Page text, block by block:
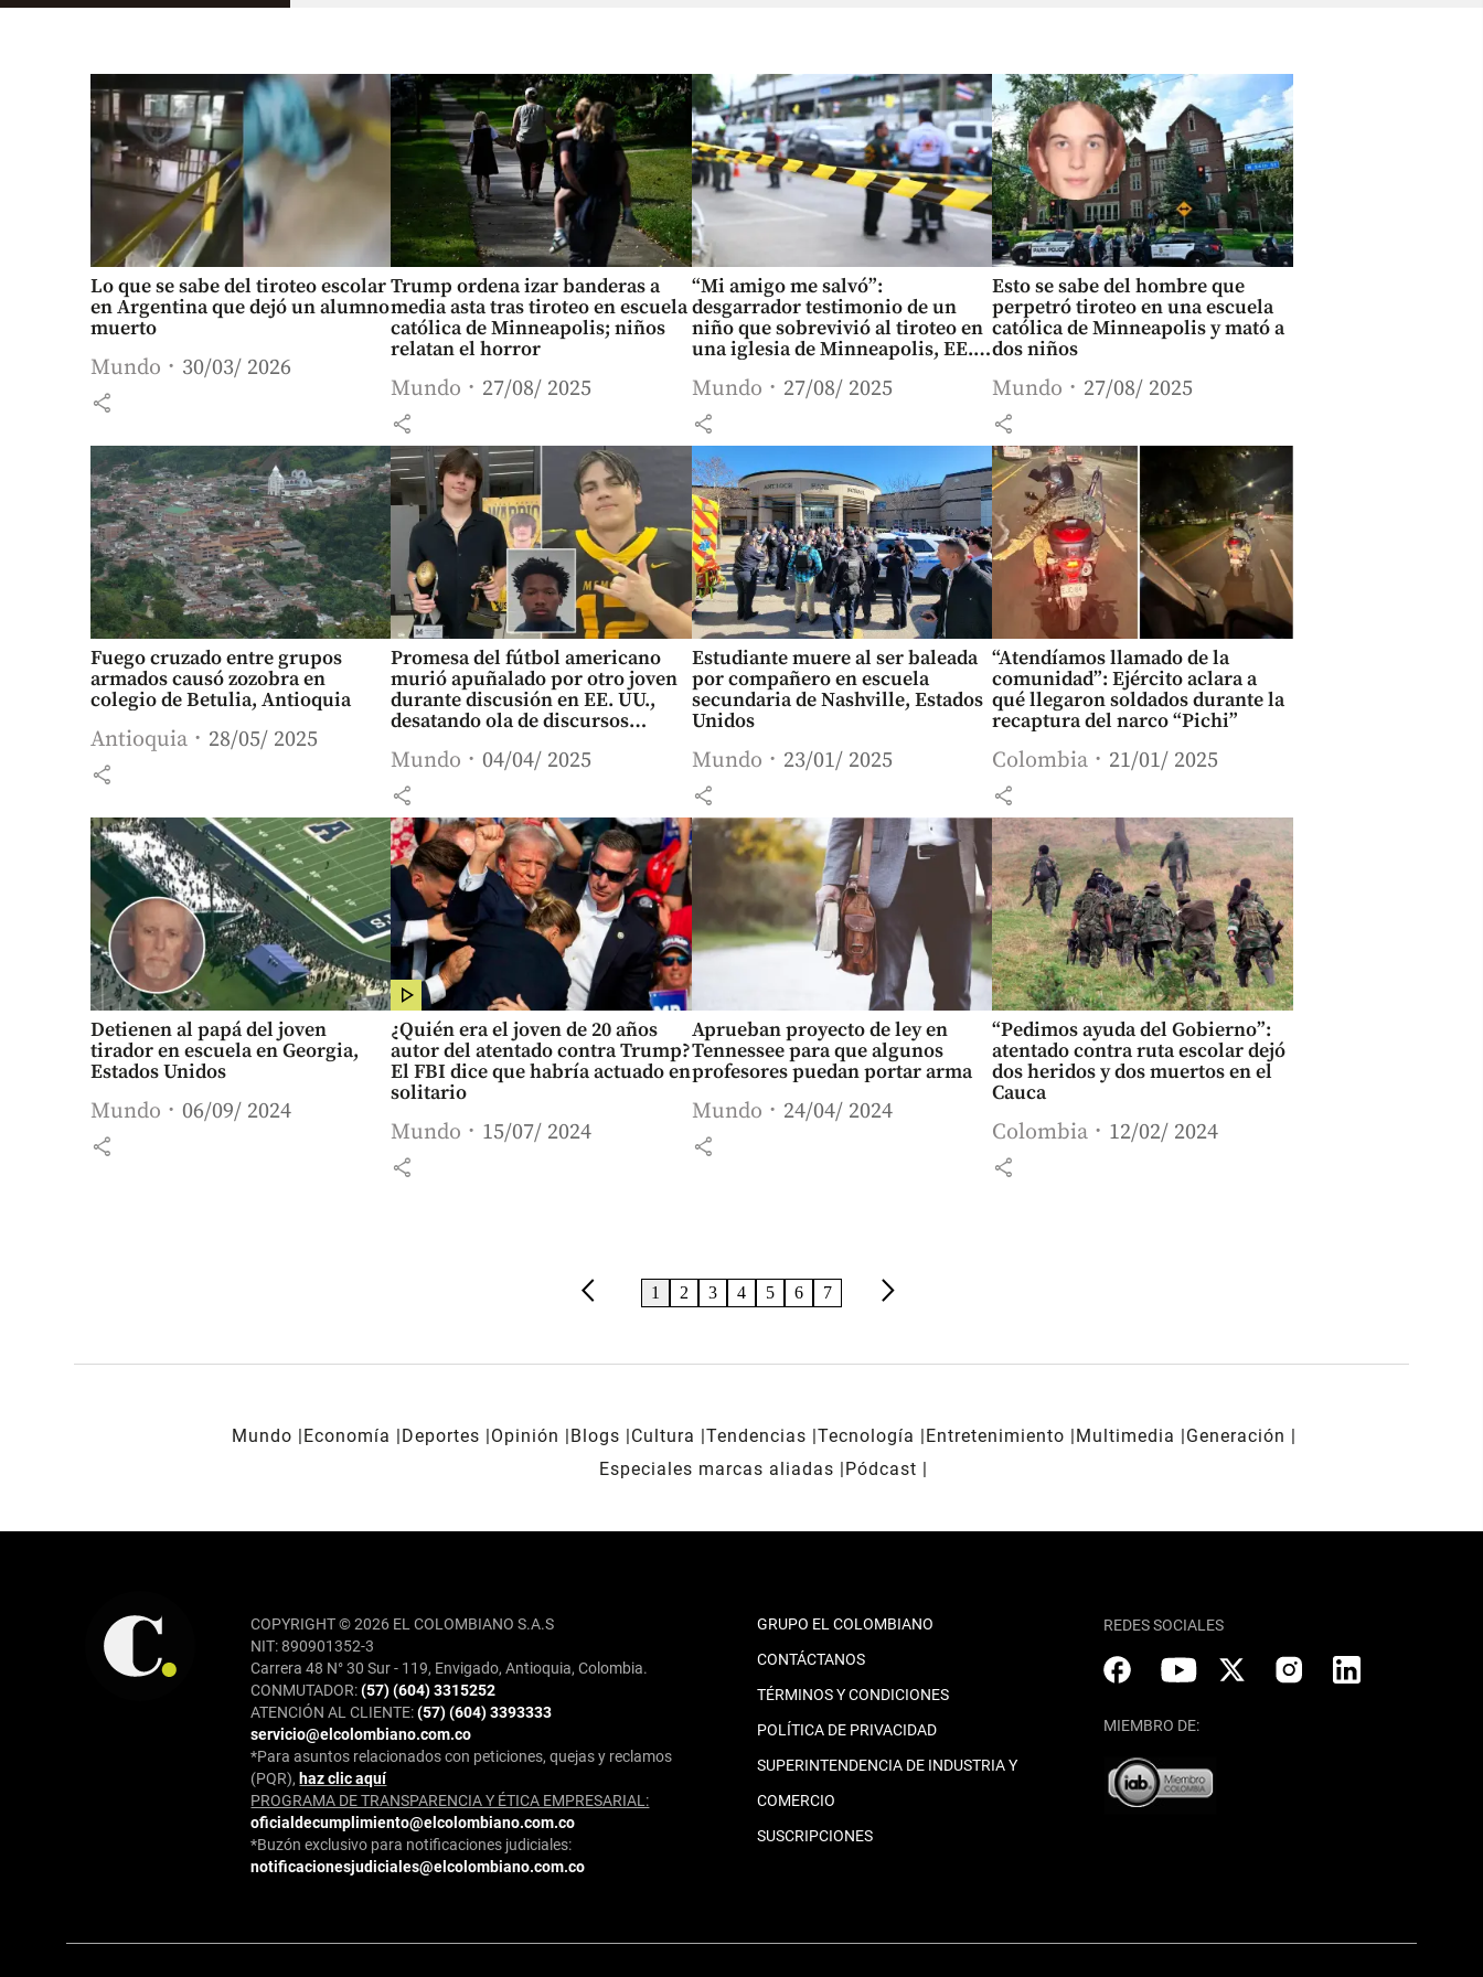
Lo que se sabe del tiroteo escolar
en Argentina que dejó un alumno
muerto
Mundo 30/03/ 2026
share
Trump ordena izar banderas a
media asta tras tiroteo en escuela
católica de Minneapolis; niños
relatan el horror
Mundo 27/08/ 2025
share
“Mi amigo me salvó”:
desgarrador testimonio de un
niño que sobrevivió al tiroteo en
una iglesia de Minneapolis, EE.
Mundo 27/08/ 2025
share
Esto se sabe del hombre que
perpetró tiroteo en una escuela
católica de Minneapolis y mató a
dos niños
Mundo 27/08/ 2025
share
Fuego cruzado entre grupos
armados causó zozobra en
colegio de Betulia, Antioquia
Antioquia 28/05/ 2025
share
Promesa del fútbol americano
murió apuñalado por otro joven
durante discusión en EE. UU.,
desatando ola de discursos
Mundo 04/04/ 2025
share
Estudiante muere al ser baleada
por compañero en escuela
secundaria de Nashville, Estados
Unidos
Mundo 23/01/ 2025
share
“Atendíamos llamado de la
comunidad”: Ejército aclara a
qué llegaron soldados durante la
recaptura del narco “Pichi”
Colombia 21/01/ 2025
share
Detienen al papá del joven
tirador en escuela en Georgia,
Estados Unidos
Mundo 06/09/ 2024
share
¿Quién era el joven de 20 años
autor del atentado contra Trump?
El FBI dice que habría actuado en
solitario
Mundo 15/07/ 2024
share
Aprueban proyecto de ley en
Tennessee para que algunos
profesores puedan portar arma
Mundo 24/04/ 2024
share
“Pedimos ayuda del Gobierno”:
atentado contra ruta escolar dejó
dos heridos y dos muertos en el
Cauca
Colombia 12/02/ 2024
share
arrow_back_ios 1 2 3 4 5 6 7 arrow_forward_ios
Mundo Economía Deportes Opinión Blogs Cultura Tendencias Tecnología Entretenimiento Multimedia
Generación
Especiales marcas aliadas
Pódcast
COPYRIGHT © 2026 EL COLOMBIANO S.A.S
NIT: 890901352-3
Carrera 48 N° 30 Sur - 119, Envigado, Antioquia, Colombia.
CONMUTADOR:(57) (604) 3315252
ATENCIÓN AL CLIENTE:(57) (604) 3393333
servicio@elcolombiano.com.co
*Para asuntos relacionados con peticiones, quejas y reclamos
(PQR), haz clic aquí
PROGRAMA DE TRANSPARENCIA Y ÉTICA EMPRESARIAL:
oficialdecumplimiento@elcolombiano.com.co
*Buzón exclusivo para notificaciones judiciales:
notificacionesjudiciales@elcolombiano.com.co
GRUPO EL COLOMBIANO
CONTÁCTANOS
TÉRMINOS Y CONDICIONES
POLÍTICA DE PRIVACIDAD
SUPERINTENDENCIA DE INDUSTRIA Y
COMERCIO
SUSCRIPCIONES
REDES SOCIALES
MIEMBRO DE: